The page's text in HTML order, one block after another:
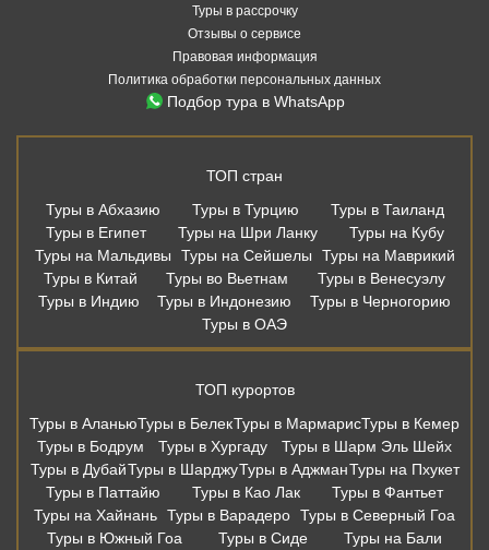
Туры в рассрочку
Отзывы о сервисе
Правовая информация
Политика обработки персональных данных
Подбор тура в WhatsApp
ТОП стран
Туры в Абхазию
Туры в Турцию
Туры в Таиланд
Туры в Египет
Туры на Шри Ланку
Туры на Кубу
Туры на Мальдивы
Туры на Сейшелы
Туры на Маврикий
Туры в Китай
Туры во Вьетнам
Туры в Венесуэлу
Туры в Индию
Туры в Индонезию
Туры в Черногорию
Туры в ОАЭ
ТОП курортов
Туры в АланьюТуры в БелекТуры в МармарисТуры в Кемер
Туры в Бодрум
Туры в Хургаду
Туры в Шарм Эль Шейх
Туры в ДубайТуры в ШарджуТуры в АджманТуры на Пхукет
Туры в Паттайю
Туры в Као Лак
Туры в Фантьет
Туры на Хайнань Туры в Варадеро Туры в Северный Гоа
Туры в Южный Гоа
Туры в Сиде Туры на Бали